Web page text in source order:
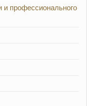
и профессионального